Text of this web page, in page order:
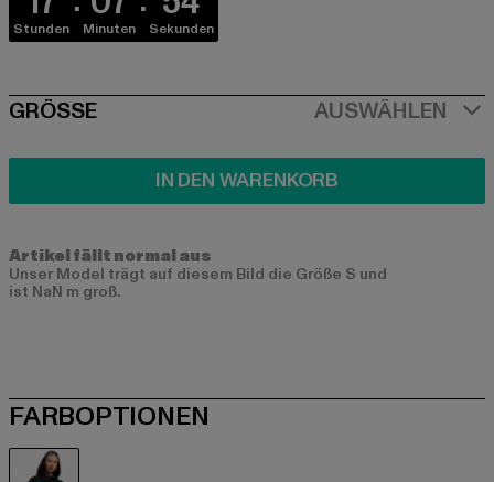
Stunden Minuten Sekunden
SIZE
GRÖSSE AUSWÄHLEN
IN DEN WARENKORB
Artikel fällt normal aus
Unser Model trägt auf diesem Bild die Größe S und
ist NaN m groß.
FARBOPTIONEN